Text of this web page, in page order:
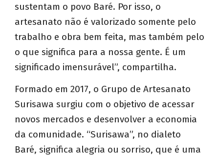
sustentam o povo Baré. Por isso, o
artesanato não é valorizado somente pelo
trabalho e obra bem feita, mas também pelo
o que significa para a nossa gente. É um
significado imensurável”, compartilha.
Formado em 2017, o Grupo de Artesanato
Surisawa surgiu com o objetivo de acessar
novos mercados e desenvolver a economia
da comunidade. “Surisawa”, no dialeto
Baré, significa alegria ou sorriso, que é uma